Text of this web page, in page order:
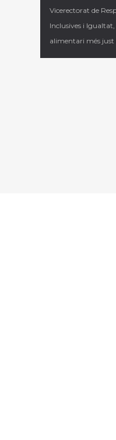
Vicerectorat de
Inclusives i
alimentari més just